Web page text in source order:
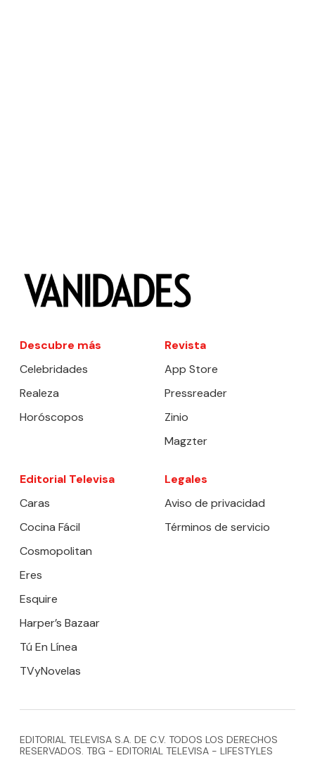
Descubre más
Celebridades
Realeza
Horóscopos
Revista
App Store
Pressreader
Zinio
Magzter
Editorial Televisa
Caras
Cocina Fácil
Cosmopolitan
Eres
Esquire
Harper’s Bazaar
Tú En Línea
TVyNovelas
Legales
Aviso de privacidad
Términos de servicio
EDITORIAL TELEVISA S.A. DE C.V. TODOS LOS DERECHOS
RESERVADOS. TBG - EDITORIAL TELEVISA - LIFESTYLES